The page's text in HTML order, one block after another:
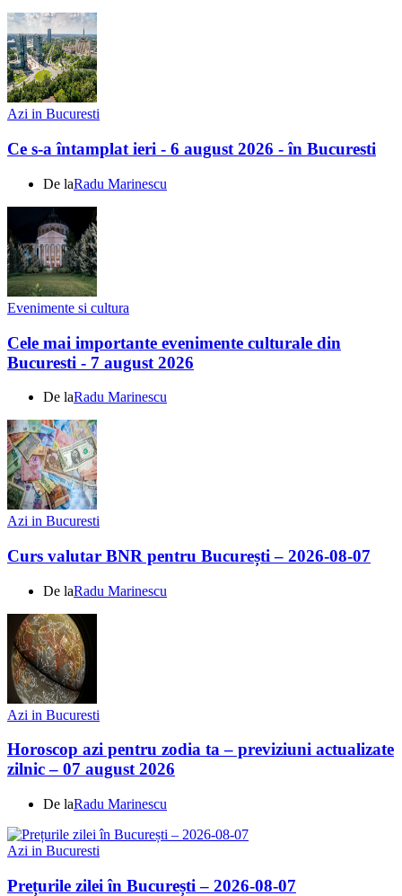
Azi in Bucuresti
Ce s-a întamplat ieri - 6 august 2026 - în Bucuresti
De laRadu Marinescu
Evenimente si cultura
Cele mai importante evenimente culturale din
Bucuresti - 7 august 2026
De laRadu Marinescu
Azi in Bucuresti
Curs valutar BNR pentru București – 2026-08-07
De laRadu Marinescu
Azi in Bucuresti
Horoscop azi pentru zodia ta – previziuni actualizate
zilnic – 07 august 2026
De laRadu Marinescu
Azi in Bucuresti
Prețurile zilei în București – 2026-08-07